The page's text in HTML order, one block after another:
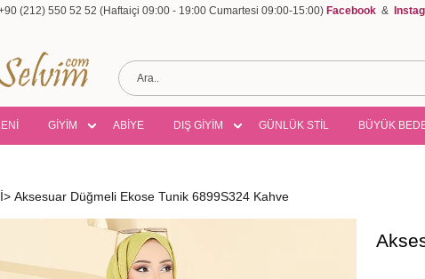
(212) 550 52 52 (Haftaiçi 09:00 - 19:00 Cumartesi 09:00-15:00) Facebook &
GİYİM ABİYE DIŞ GİYİM GÜNLÜK STİL BÜYÜK
> Aksesuar Düğmeli Ekose Tunik 6899S324 Kahve